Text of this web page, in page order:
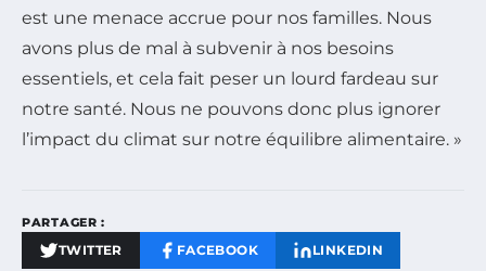
est une menace accrue pour nos familles. Nous
avons plus de mal à subvenir à nos besoins
essentiels, et cela fait peser un lourd fardeau sur
notre santé. Nous ne pouvons donc plus ignorer
l’impact du climat sur notre équilibre alimentaire. »
PARTAGER :
TWITTER FACEBOOK LINKEDIN